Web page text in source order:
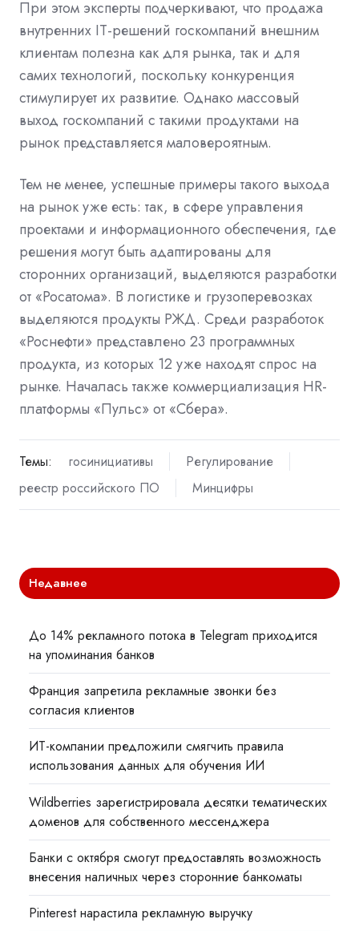
При этом эксперты подчеркивают, что продажа
внутренних IT-решений госкомпаний внешним
клиентам полезна как для рынка, так и для
самих технологий, поскольку конкуренция
стимулирует их развитие. Однако массовый
выход госкомпаний с такими продуктами на
рынок представляется маловероятным.
Тем не менее, успешные примеры такого выхода
на рынок уже есть: так, в сфере управления
проектами и информационного обеспечения, где
решения могут быть адаптированы для
сторонних организаций, выделяются разработки
от «Росатома». В логистике и грузоперевозках
выделяются продукты РЖД. Среди разработок
«Роснефти» представлено 23 программных
продукта, из которых 12 уже находят спрос на
рынке. Началась также коммерциализация HR-
платформы «Пульс» от «Сбера».
Темы: госинициативы
Регулирование
реестр российского ПО
Минцифры
Недавнее
До 14% рекламного потока в Telegram приходится
на упоминания банков
Франция запретила рекламные звонки без
согласия клиентов
ИТ-компании предложили смягчить правила
использования данных для обучения ИИ
Wildberries зарегистрировала десятки тематических
доменов для собственного мессенджера
Банки с октября смогут предоставлять возможность
внесения наличных через сторонние банкоматы
Pinterest нарастила рекламную выручку